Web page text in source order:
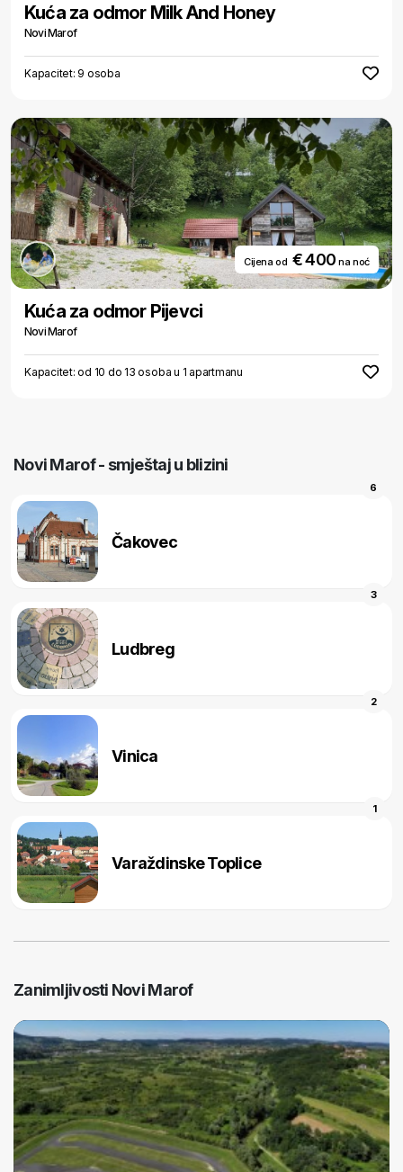
Kuća za odmor Milk And Honey
Novi Marof
Kapacitet: 9 osoba
Cijena od € 400na noć
Kuća za odmor Pijevci
Novi Marof
Kapacitet: od 10 do 13 osoba u 1 apartmanu
Novi Marof - smještaj u blizini
Čakovec
6
Ludbreg
3
Vinica
2
Varaždinske Toplice
1
Zanimljivosti Novi Marof